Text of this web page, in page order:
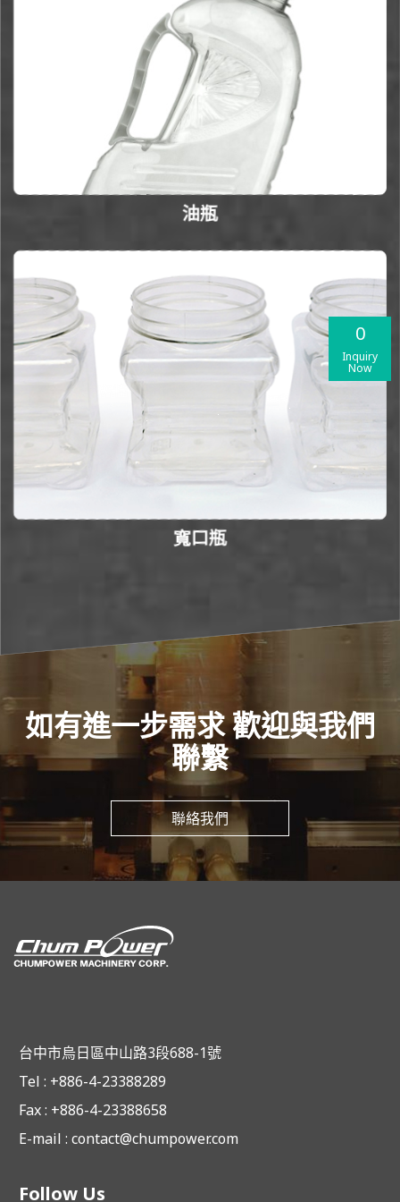
0
Inquiry
Now
油瓶
寬口瓶
如有進一步需求 歡迎與我們
聯繫
聯絡我們
台中市烏日區中山路3段688-1號
Tel : +886-4-23388289
Fax : +886-4-23388658
E-mail : contact@chumpower.com
Follow Us